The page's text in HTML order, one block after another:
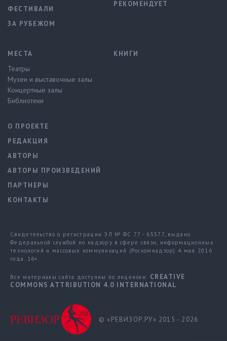
ФЕСТИВАЛИ
ЗА РУБЕЖОМ
РЕКОМЕНДУЕТ
МЕСТА
Театры
Музеи и выставочные залы
Концертные залы
Библиотеки
КНИГИ
О ПРОЕКТЕ
РЕДАКЦИЯ
АВТОРЫ
АВТОРЫ ПРОИЗВЕДЕНИЙ
ПАРТНЕРЫ
КОНТАКТЫ
Свидетельство о регистрации ЭЛ № ФС 77 - 65577, выдано
Федеральной службой по надзору в сфере связи, информационных
технологий и массовых коммуникаций (Роскомнадзор) 4 мая 2016
года. 16+
Все материалы сайта доступны по лицензии: CREATIVE
COMMONS ATTRIBUTION 4.0 INTERNATIONAL
© «РЕВИЗОР.РУ» 2015 - 2026